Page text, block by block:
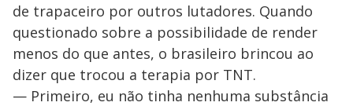
de trapaceiro por outros lutadores. Quando
questionado sobre a possibilidade de render
menos do que antes, o brasileiro brincou ao
dizer que trocou a terapia por TNT.
— Primeiro, eu não tinha nenhuma substância